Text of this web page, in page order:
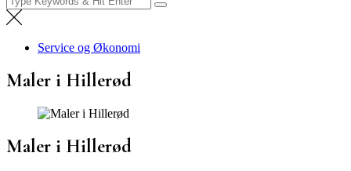
for:
Service og Økonomi
Maler i Hillerød
Maler i Hillerød